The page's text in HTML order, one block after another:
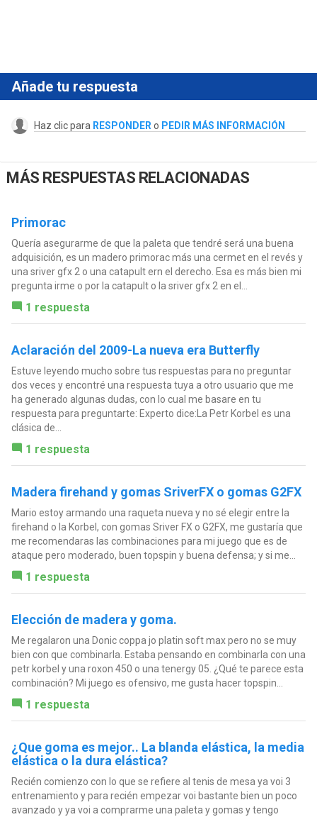
Añade tu respuesta
Haz clic para RESPONDER o PEDIR MÁS INFORMACIÓN
MÁS RESPUESTAS RELACIONADAS
Primorac
Quería asegurarme de que la paleta que tendré será una buena
adquisición, es un madero primorac más una cermet en el revés y
una sriver gfx 2 o una catapult ern el derecho. Esa es más bien mi
pregunta irme o por la catapult o la sriver gfx 2 en el...
1 respuesta
Aclaración del 2009-La nueva era Butterfly
Estuve leyendo mucho sobre tus respuestas para no preguntar
dos veces y encontré una respuesta tuya a otro usuario que me
ha generado algunas dudas, con lo cual me basare en tu
respuesta para preguntarte: Experto dice:La Petr Korbel es una
clásica de...
1 respuesta
Madera firehand y gomas SriverFX o gomas G2FX
Mario estoy armando una raqueta nueva y no sé elegir entre la
firehand o la Korbel, con gomas Sriver FX o G2FX, me gustaría que
me recomendaras las combinaciones para mi juego que es de
ataque pero moderado, buen topspin y buena defensa; y si me...
1 respuesta
Elección de madera y goma.
Me regalaron una Donic coppa jo platin soft max pero no se muy
bien con que combinarla. Estaba pensando en combinarla con una
petr korbel y una roxon 450 o una tenergy 05. ¿Qué te parece esta
combinación? Mi juego es ofensivo, me gusta hacer topspin...
1 respuesta
¿Que goma es mejor.. La blanda elástica, la media
elástica o la dura elástica?
Recién comienzo con lo que se refiere al tenis de mesa ya voi 3
entrenamiento y para recién empezar voi bastante bien un poco
avanzado y ya voi a comprarme una paleta y gomas y tengo